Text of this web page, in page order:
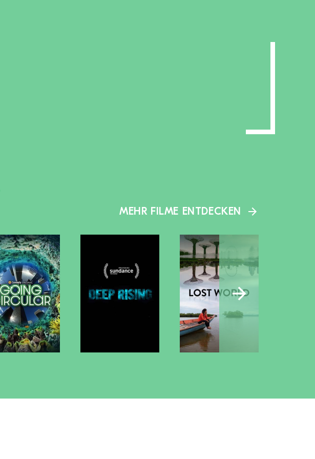
MEHR FILME ENTDECKEN